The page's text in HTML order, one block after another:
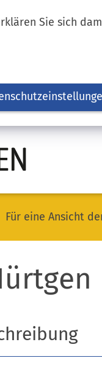
Sie sich
Für eine Ansicht